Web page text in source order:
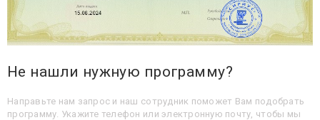
Не нашли нужную программу?
Направьте нам запрос и наш сотрудник поможет Вам подобрать
программу. Укажите телефон или электронную почту, чтобы мы